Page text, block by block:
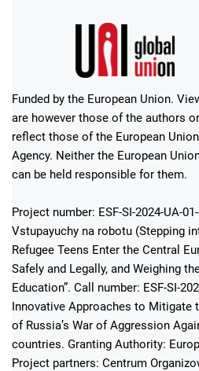
Funded by the European Union.
are however those of the authors
reflect those of the European
Agency. Neither the European
can be held responsible for them.
Project number: ESF-SI-2024-UA-
Vstupayuchy na robotu (Stepping
Refugee Teens Enter the Central
Safely and Legally, and Weighing
Education”. Call number: ESF-SI-
Innovative Approaches to Mitigate
of Russia’s War of Aggression
countries. Granting Authority:
Project partners: Centrum